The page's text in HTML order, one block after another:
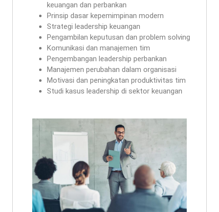
keuangan dan perbankan
Prinsip dasar kepemimpinan modern
Strategi leadership keuangan
Pengambilan keputusan dan problem solving
Komunikasi dan manajemen tim
Pengembangan leadership perbankan
Manajemen perubahan dalam organisasi
Motivasi dan peningkatan produktivitas tim
Studi kasus leadership di sektor keuangan